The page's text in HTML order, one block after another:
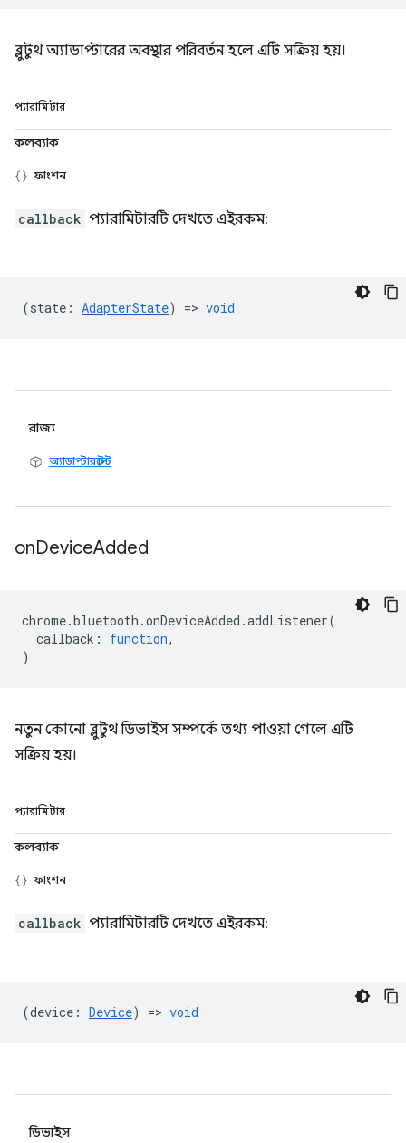
ব্লুটুথ অ্যাডাপ্টারের অবস্থার পরিবর্তন হলে এটি সক্রিয় হয়।
প্যারামিটার
কলব্যাক
ফাংশন
callback প্যারামিটারটি দেখতে এইরকম:
(state : AdapterState) => void
রাজ্য
অ্যাডাপ্টারস্টেট
onDeviceAdded
chrome.bluetooth .onDeviceAdded .addListener(
callback : function,
)
নতুন কোনো ব্লুটুথ ডিভাইস সম্পর্কে তথ্য পাওয়া গেলে এটি
সক্রিয় হয়।
প্যারামিটার
কলব্যাক
ফাংশন
callback প্যারামিটারটি দেখতে এইরকম:
(device : Device) => void
ডিভাইস